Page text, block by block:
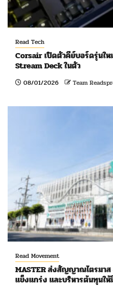
Read Tech
Corsair เปิดตัวคีย์บอร์ดรุ่นให
Stream Deck ในตัว
08/01/2026 Team
Read Movement
MASTER ส่งสัญญาณไตรมาส
แข็งแกร่ง และบริหารต้นทุนใ